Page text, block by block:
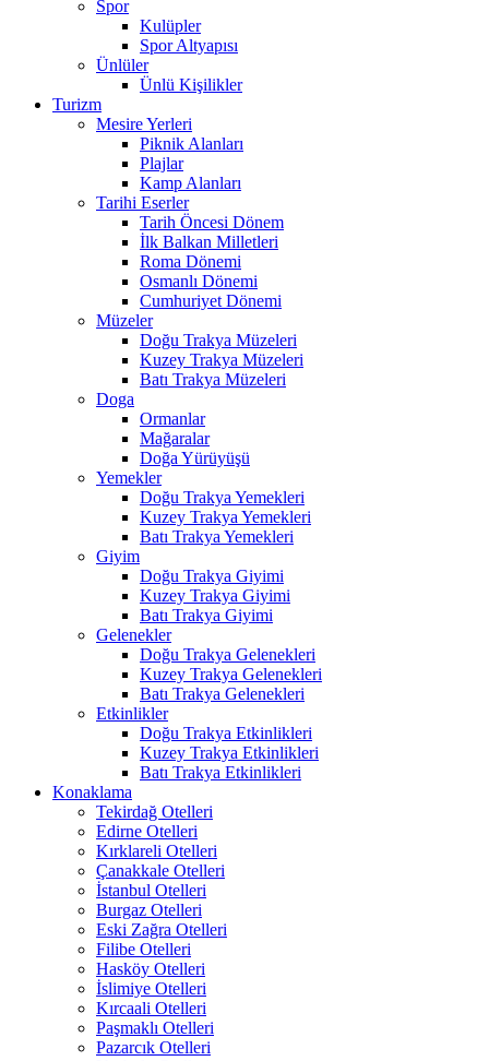
Spor
Kulüpler
Spor Altyapısı
Ünlüler
Ünlü Kişilikler
Turizm
Mesire Yerleri
Piknik Alanları
Plajlar
Kamp Alanları
Tarihi Eserler
Tarih Öncesi Dönem
İlk Balkan Milletleri
Roma Dönemi
Osmanlı Dönemi
Cumhuriyet Dönemi
Müzeler
Doğu Trakya Müzeleri
Kuzey Trakya Müzeleri
Batı Trakya Müzeleri
Doga
Ormanlar
Mağaralar
Doğa Yürüyüşü
Yemekler
Doğu Trakya Yemekleri
Kuzey Trakya Yemekleri
Batı Trakya Yemekleri
Giyim
Doğu Trakya Giyimi
Kuzey Trakya Giyimi
Batı Trakya Giyimi
Gelenekler
Doğu Trakya Gelenekleri
Kuzey Trakya Gelenekleri
Batı Trakya Gelenekleri
Etkinlikler
Doğu Trakya Etkinlikleri
Kuzey Trakya Etkinlikleri
Batı Trakya Etkinlikleri
Konaklama
Tekirdağ Otelleri
Edirne Otelleri
Kırklareli Otelleri
Çanakkale Otelleri
İstanbul Otelleri
Burgaz Otelleri
Eski Zağra Otelleri
Filibe Otelleri
Hasköy Otelleri
İslimiye Otelleri
Kırcaali Otelleri
Paşmaklı Otelleri
Pazarcık Otelleri